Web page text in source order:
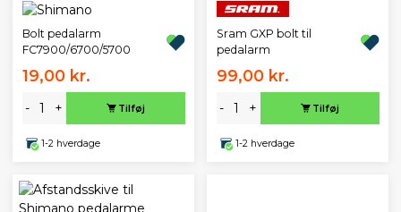
Bolt pedalarm
FC7900/6700/5700
19,00 kr.
- + Tilføj
1-2 hverdage
Sram GXP bolt til
pedalarm
99,00 kr.
- + Tilføj
1-2 hverdage